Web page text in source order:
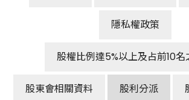
隱私權政策
股權比例達5%以上及占前10名
股東會相關資料 股利分派